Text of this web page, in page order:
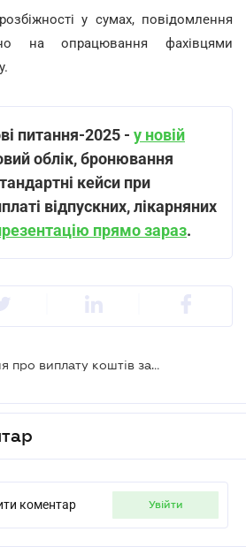
у сумах, повідомлення
на опрацювання фахівцями
питання-2025 - у новій
облік, бронювання
кейси при
відпускних, лікарняних
прямо зараз.
Подання повідомлення про виплату коштів застрахованим особам – алгоритм від ПФУ
коментар увійти